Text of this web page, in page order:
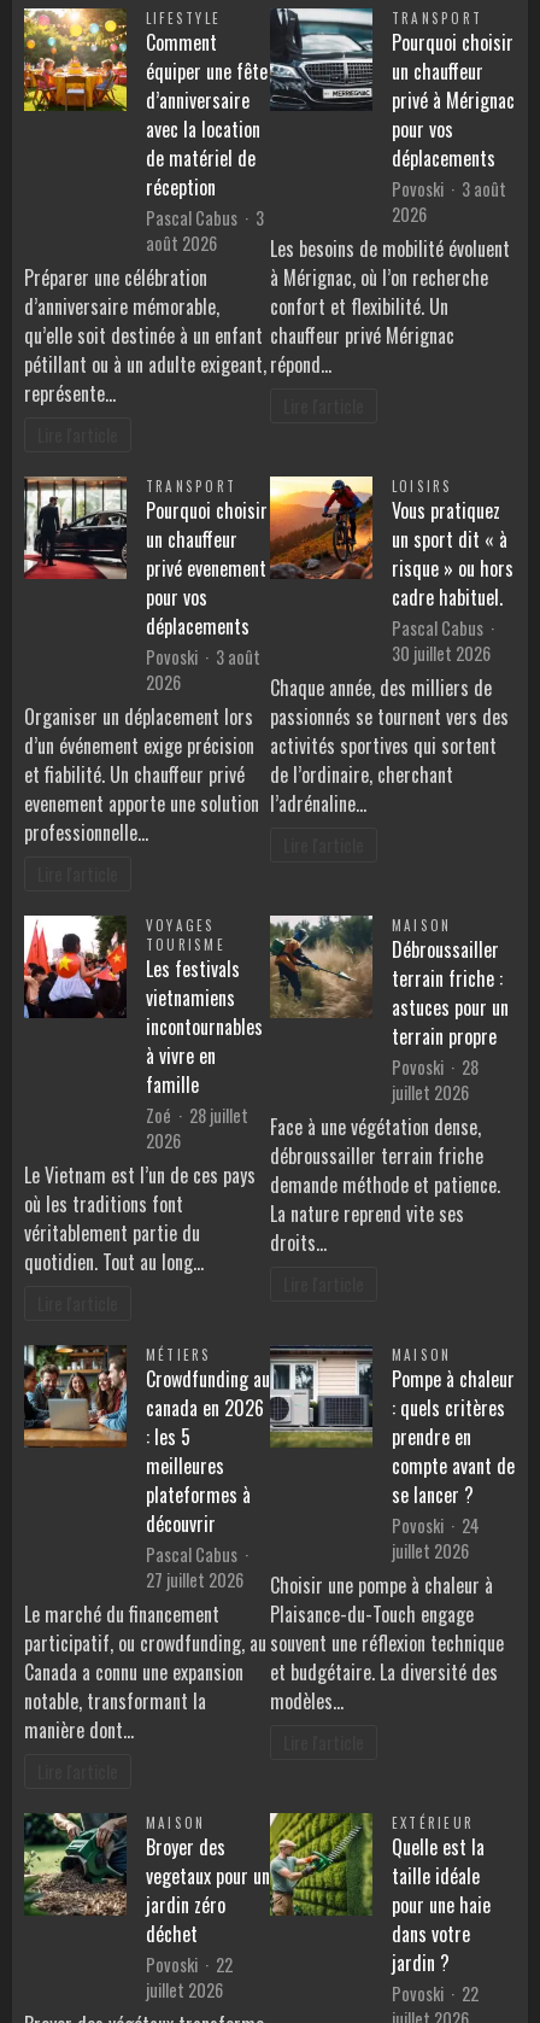
LIFESTYLE
Comment
équiper une fête
d’anniversaire
avec la location
de matériel de
réception
Pascal Cabus
3
août 2026
Préparer une célébration
d’anniversaire mémorable,
qu’elle soit destinée à un enfant
pétillant ou à un adulte exigeant,
représente…
TRANSPORT
Pourquoi choisir
un chauffeur
privé à Mérignac
pour vos
déplacements
Povoski
3 août
2026
Les besoins de mobilité évoluent
à Mérignac, où l’on recherche
confort et flexibilité. Un
chauffeur privé Mérignac
répond…
TRANSPORT
Pourquoi choisir
un chauffeur
privé evenement
pour vos
déplacements
Povoski
3 août
2026
Organiser un déplacement lors
d’un événement exige précision
et fiabilité. Un chauffeur privé
evenement apporte une solution
professionnelle…
LOISIRS
Vous pratiquez
un sport dit « à
risque » ou hors
cadre habituel.
Pascal Cabus
30 juillet 2026
Chaque année, des milliers de
passionnés se tournent vers des
activités sportives qui sortent
de l’ordinaire, cherchant
l’adrénaline…
VOYAGES
TOURISME
Les festivals
vietnamiens
incontournables
à vivre en
famille
Zoé
28 juillet
2026
Le Vietnam est l’un de ces pays
où les traditions font
véritablement partie du
quotidien. Tout au long…
MAISON
Débroussailler
terrain friche :
astuces pour un
terrain propre
Povoski
28
juillet 2026
Face à une végétation dense,
débroussailler terrain friche
demande méthode et patience.
La nature reprend vite ses
droits…
MÉTIERS
Crowdfunding au
canada en 2026
: les 5
meilleures
plateformes à
découvrir
Pascal Cabus
27 juillet 2026
Le marché du financement
participatif, ou crowdfunding, au
Canada a connu une expansion
notable, transformant la
manière dont…
MAISON
Pompe à chaleur
: quels critères
prendre en
compte avant de
se lancer ?
Povoski
24
juillet 2026
Choisir une pompe à chaleur à
Plaisance-du-Touch engage
souvent une réflexion technique
et budgétaire. La diversité des
modèles…
MAISON
Broyer des
vegetaux pour un
jardin zéro
déchet
Povoski
22
juillet 2026
EXTÉRIEUR
Quelle est la
taille idéale
pour une haie
dans votre
jardin ?
Povoski
22